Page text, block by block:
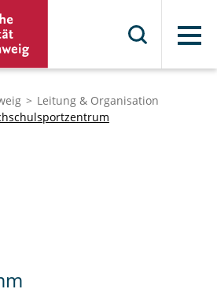
Menü
Leitung & Organisation